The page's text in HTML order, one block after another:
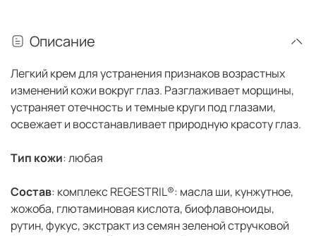
Описание
Легкий крем для устранения признаков возрастных
изменений кожи вокруг глаз. Разглаживает морщины,
устраняет отечность и темные круги под глазами,
освежает и восстанавливает природную красоту глаз.
Тип кожи: любая
Состав: комплекс REGESTRIL®: масла ши, кунжутное,
жожоба, глютаминовая кислота, биофлавоноиды,
рутин, фукус, экстракт из семян зеленой стручковой